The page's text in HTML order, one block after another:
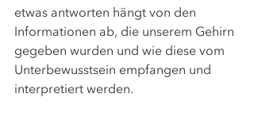
etwas antworten hängt von den
Informationen ab, die unserem Gehirn
gegeben wurden und wie diese vom
Unterbewusstsein empfangen und
interpretiert werden.